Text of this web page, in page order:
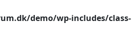
demo/wp-includes/class-